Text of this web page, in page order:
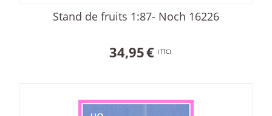
Stand de fruits 1:87- Noch 16226
34,95€ (TTC)